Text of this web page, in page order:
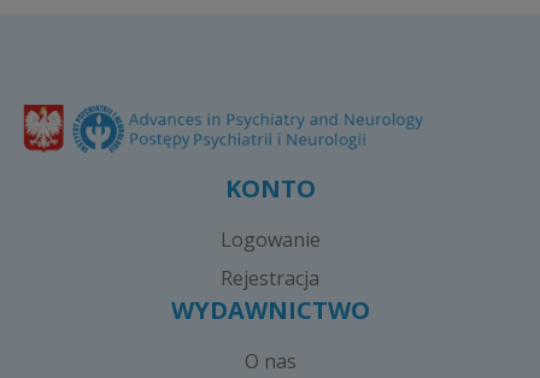
KONTO
Logowanie
Rejestracja
WYDAWNICTWO
O nas